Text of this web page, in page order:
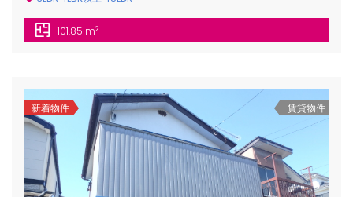
101.85 m2
新着物件 賃貸物件